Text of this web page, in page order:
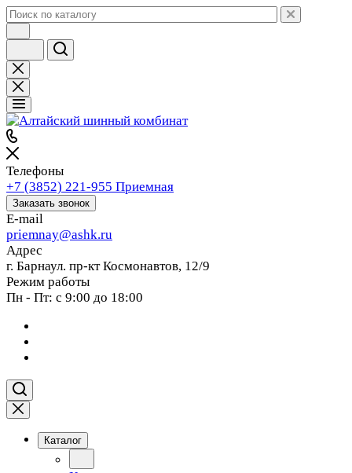
Телефоны
+7 (3852) 221-955 Приемная
Заказать звонок
E-mail
priemnay@ashk.ru
Адрес
г. Барнаул. пр-кт Космонавтов, 12/9
Режим работы
Пн - Пт: с 9:00 до 18:00
Каталог